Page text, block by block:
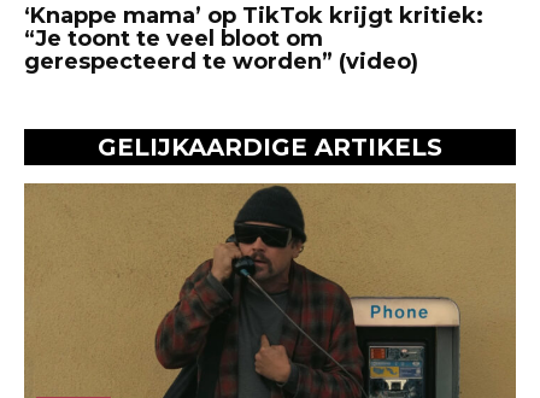
‘Knappe mama’ op TikTok krijgt kritiek:
“Je toont te veel bloot om
gerespecteerd te worden” (video)
GELIJKAARDIGE ARTIKELS